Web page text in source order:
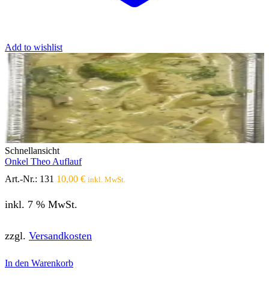
Add to wishlist
Schnellansicht
Onkel Theo Auflauf
Art.-Nr.: 131 10,00 € inkl. MwSt.
inkl. 7 % MwSt.
zzgl. Versandkosten
In den Warenkorb